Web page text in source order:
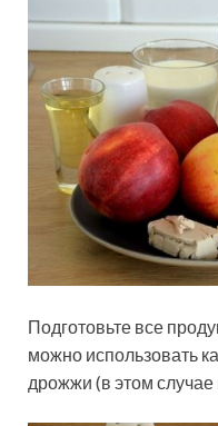
Подготовьте все
можно использовать
дрожжи (в этом случае